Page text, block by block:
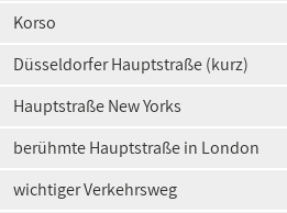
Korso
Düsseldorfer Hauptstraße (kurz)
Hauptstraße New Yorks
berühmte Hauptstraße in London
wichtiger Verkehrsweg